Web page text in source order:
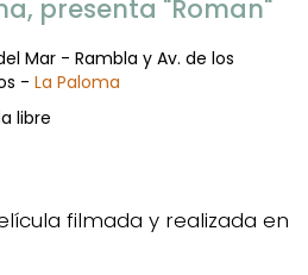
presenta "Roman"
Mar - Rambla y Av. de los
- La Paloma
libre
filmada y realizada en